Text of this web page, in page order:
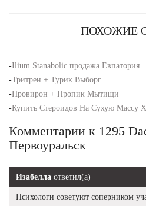
ПОХОЖИЕ
-Ilium Stanabolic продажа Евпатория
-Тритрен + Турик Выборг
-Провирон + Пропик Мытищи
-Купить Стероидов На Сухую Массу
Комментарии к 1295
Первоуральск
Изабелла ответил(а)
Психологи советуют соперником